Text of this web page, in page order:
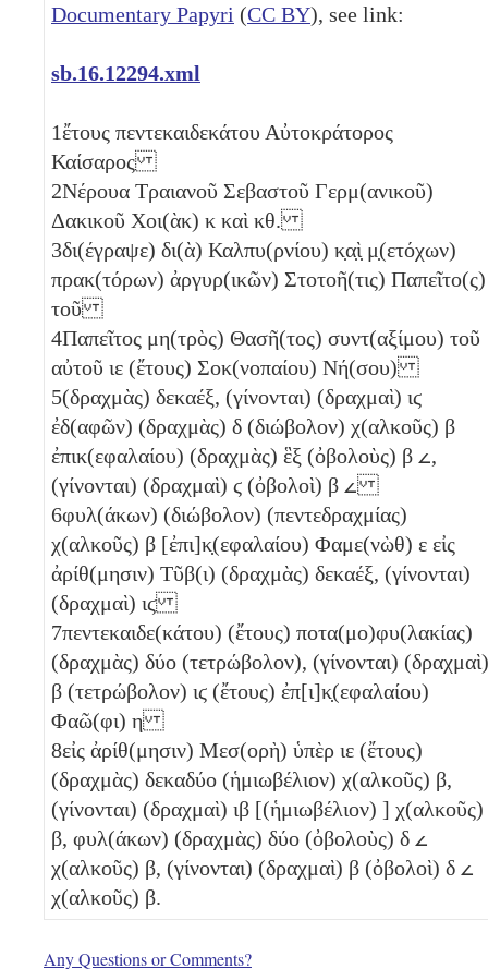
Documentary Papyri (CC BY), see link:
sb.16.12294.xml
1ἔτους πεντεκαιδεκάτου Αὐτοκράτορος
Καίσαρος
2Νέρουα Τραιανοῦ Σεβαστοῦ Γερμ(ανικοῦ)
Δακικοῦ Χοι(ὰκ) κ καὶ κθ.
3δι(έγραψε) δι(ὰ) Καλπυ(ρνίου) κ̣α̣ὶ̣ μ̣(ετόχων)
πρακ(τόρων) ἀργυρ(ικῶν) Στοτοῆ(τις) Παπεῖτο(ς)
τοῦ
4Παπεῖτος μη(τρὸς) Θασῆ(τος) συντ(αξίμου) τοῦ
αὐτοῦ ιε (ἔτους) Σοκ(νοπαίου) Νή(σου)
5(δραχμὰς) δεκαέξ, (γίνονται) (δραχμαὶ) ιϛ
ἐδ(αφῶν) (δραχμὰς) δ (διώβολον) χ(αλκοῦς) β
ἐπικ(εφαλαίου) (δραχμὰς) ἓξ (ὀβολοὺς) β 𐅵,
(γίνονται) (δραχμαὶ) ϛ (ὀβολοὶ) β 𐅵
6φυλ(άκων) (διώβολον) (πεντεδραχμίας)
χ(αλκοῦς) β [ἐπι]κ̣(εφαλαίου) Φαμε(νὼθ) ε εἰς
ἀρίθ(μησιν) Τῦβ(ι) (δραχμὰς) δεκαέξ, (γίνονται)
(δραχμαὶ) ιϛ
7πεντεκαιδε(κάτου) (ἔτους) ποτα(μο)φυ(λακίας)
(δραχμὰς) δύο (τετρώβολον), (γίνονται) (δραχμαὶ)
β (τετρώβολον) ιϛ (ἔτους) ἐπ[ι]κ̣(εφαλαίου)
Φαῶ(φι) η
8εἰς ἀρίθ(μησιν) Μεσ(ορὴ) ὑπὲρ ιε (ἔτους)
(δραχμὰς) δεκαδύο (ἡμιωβέλιον) χ(αλκοῦς) β,
(γίνονται) (δραχμαὶ) ιβ [(ἡμιωβέλιον) ] χ(αλκοῦς)
β, φυλ(άκων) (δραχμὰς) δύο (ὀβολοὺς) δ 𐅵
χ(αλκοῦς) β, (γίνονται) (δραχμαὶ) β (ὀβολοὶ) δ 𐅵
χ(αλκοῦς) β.
Any Questions or Comments?